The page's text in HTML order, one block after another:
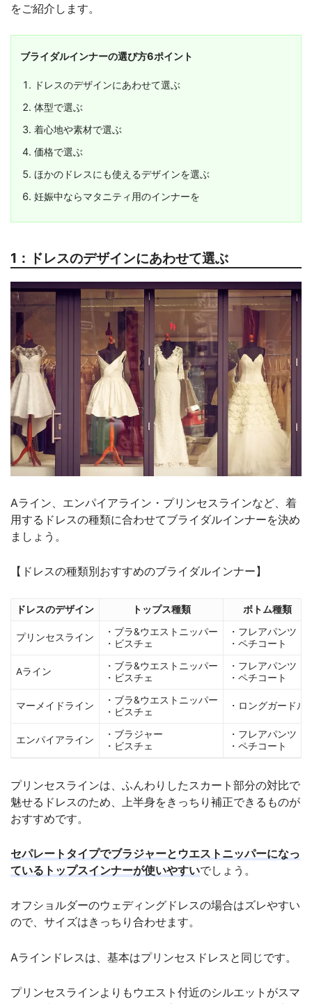
をご紹介します。
ブライダルインナーの選び方6ポイント
ドレスのデザインにあわせて選ぶ
体型で選ぶ
着心地や素材で選ぶ
価格で選ぶ
ほかのドレスにも使えるデザインを選ぶ
妊娠中ならマタニティ用のインナーを
1：ドレスのデザインにあわせて選ぶ
Aライン、エンパイアライン・プリンセスラインなど、着
用するドレスの種類に合わせてブライダルインナーを決め
ましょう。
【ドレスの種類別おすすめのブライダルインナー】
ドレスのデザイン トップス種類 ボトム種類
プリンセスライン
・ブラ&ウエストニッパー
・ビスチェ
・フレアパンツ
・ペチコート
Aライン
・ブラ&ウエストニッパー
・ビスチェ
・フレアパンツ
・ペチコート
マーメイドライン
・ブラ&ウエストニッパー
・ビスチェ
・ロングガードル
エンパイアライン
・ブラジャー
・ビスチェ
・フレアパンツ
・ペチコート
プリンセスラインは、ふんわりしたスカート部分の対比で
魅せるドレスのため、上半身をきっちり補正できるものが
おすすめです。
セパレートタイプでブラジャーとウエストニッパーになっ
ているトップスインナーが使いやすいでしょう。
オフショルダーのウェディングドレスの場合はズレやすい
ので、サイズはきっちり合わせます。
Aラインドレスは、基本はプリンセスドレスと同じです。
プリンセスラインよりもウエスト付近のシルエットがスマ